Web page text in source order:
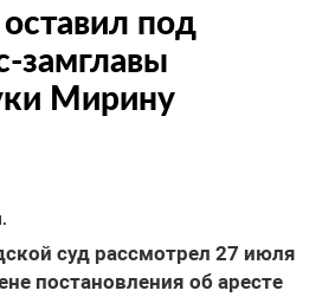
под
замглавы
Мирину
суд рассмотрел 27 июля
постановления об аресте